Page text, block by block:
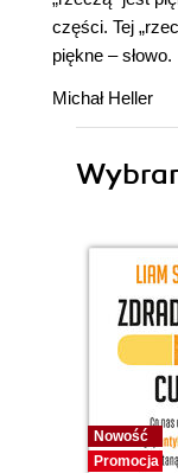
części. Tej
piękne – słowo.
Michał Heller
Nowość
Promocja